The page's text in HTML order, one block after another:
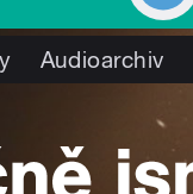
Audioarchiv